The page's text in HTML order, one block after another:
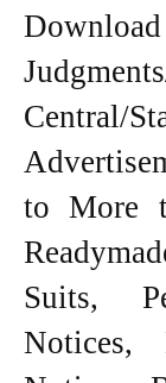
to More
Suits,
Notices,